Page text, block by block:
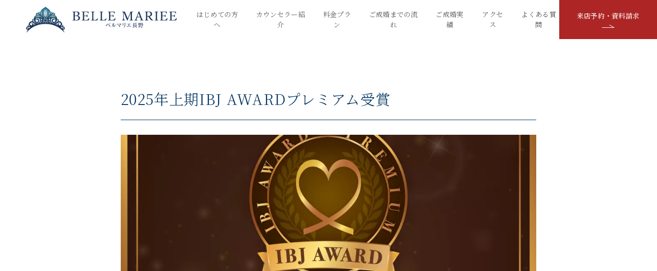
はじめての方
へ
カウンセラー紹
介
料金プラ
ン
ご成婚までの流
れ
ご成婚実
績
アクセ
ス
よくある質
問
来店予約・資料請求
2025年上期IBJ AWARDプレミアム受賞